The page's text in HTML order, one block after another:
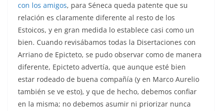
con los amigos, para Séneca queda patente que su
relación es claramente diferente al resto de los
Estoicos, y en gran medida lo establece casi como un
bien. Cuando revisábamos todas la Disertaciones con
Arriano de Epicteto, se pudo observar como de manera
diferente, Epicteto advertía, que aunque esté bien
estar rodeado de buena compañía (y en Marco Aurelio
también se ve esto), y que de hecho, debemos confiar
en la misma; no debemos asumir ni priorizar nunca